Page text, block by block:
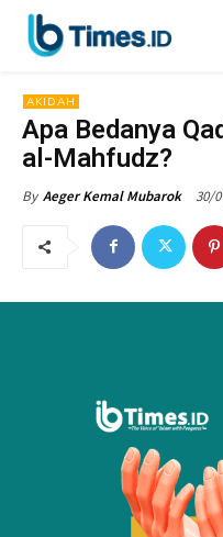
AKIDAH
Apa Bedanya
al-Mahfudz?
By Aeger Kemal Mubarok 30/